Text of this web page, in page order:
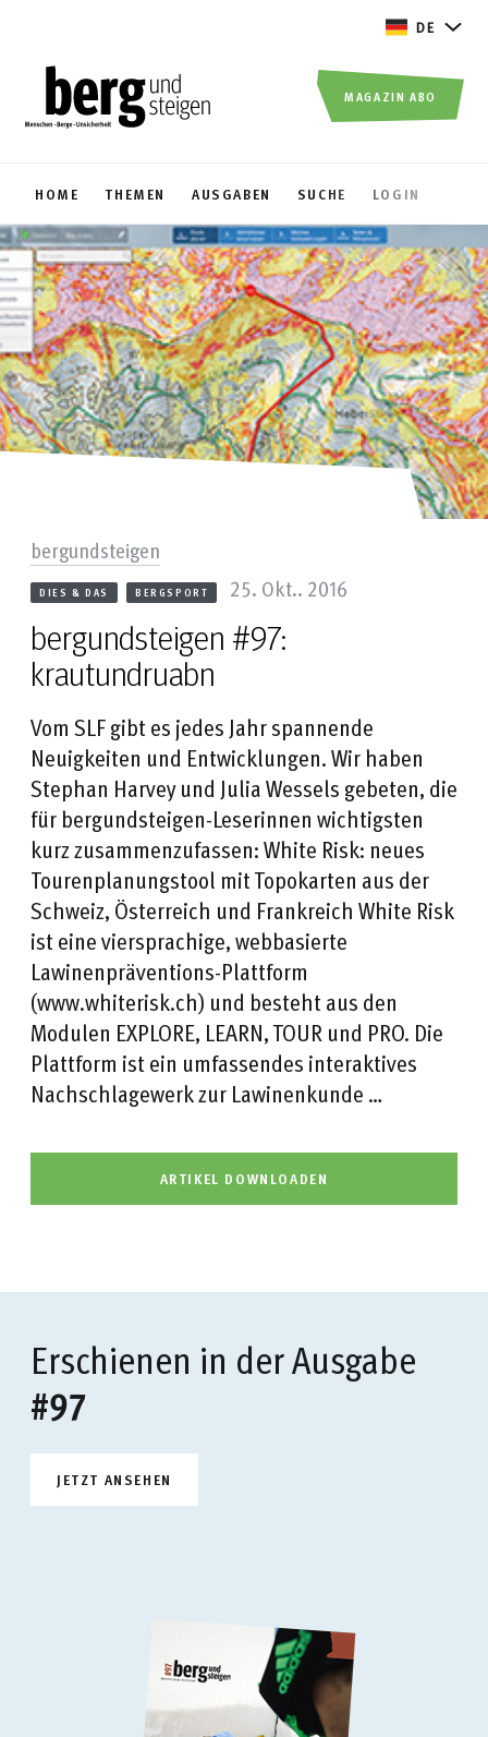
DE
HOME THEMEN AUSGABEN SUCHE LOGIN
MAGAZIN ABO
bergundsteigen #97:
krautundruabn
DIES & DAS BERGSPORT 25. Okt.. 2016
bergundsteigen
Vom SLF gibt es jedes Jahr spannende
Neuigkeiten und Entwicklungen. Wir haben
Stephan Harvey und Julia Wessels gebeten, die
für bergundsteigen-Leserinnen wichtigsten
kurz zusammenzufassen: White Risk: neues
Tourenplanungstool mit Topokarten aus der
Schweiz, Österreich und Frankreich White Risk
ist eine viersprachige, webbasierte
Lawinenpräventions-Plattform
(www.whiterisk.ch) und besteht aus den
Modulen EXPLORE, LEARN, TOUR und PRO. Die
Plattform ist ein umfassendes interaktives
Nachschlagewerk zur Lawinenkunde …
ARTIKEL DOWNLOADEN
Erschienen in der Ausgabe
#97
JETZT ANSEHEN